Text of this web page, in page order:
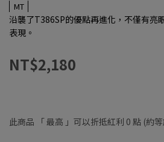
MT
沿襲了T386SP的優點再進化，不僅有亮
表現。
NT$2,180
此商品 「 最高 」可以折抵紅利 0 點 (約